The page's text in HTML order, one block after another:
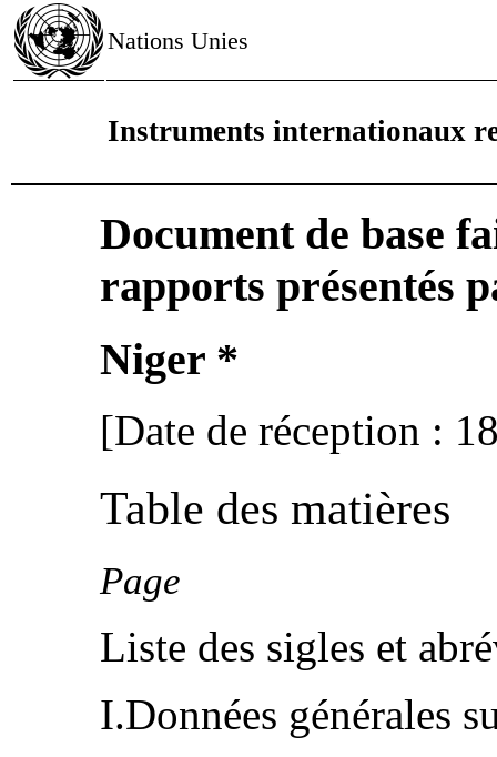
Nations Unies
Instruments internationaux
Document de base
rapports présentés
Niger *
[Date de réception :
Table des matières
Page
Liste des sigles et
I.Données générales